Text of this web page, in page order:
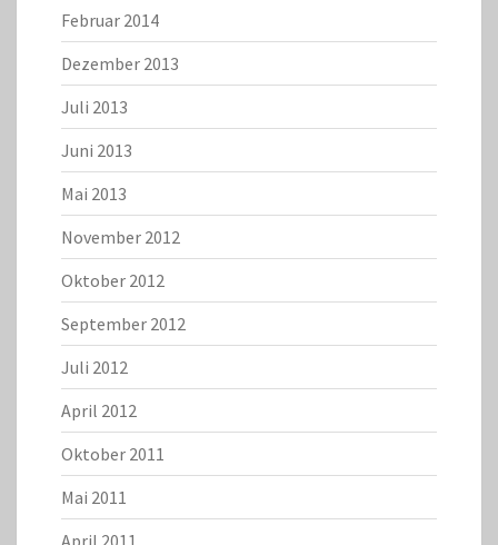
Februar 2014
Dezember 2013
Juli 2013
Juni 2013
Mai 2013
November 2012
Oktober 2012
September 2012
Juli 2012
April 2012
Oktober 2011
Mai 2011